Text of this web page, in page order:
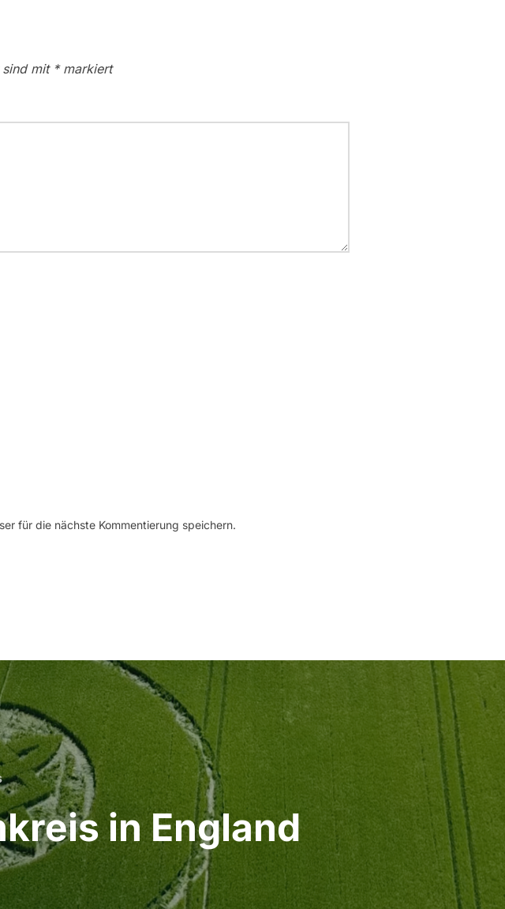
sind mit *markiert
für die nächste Kommentierung speichern.
in England